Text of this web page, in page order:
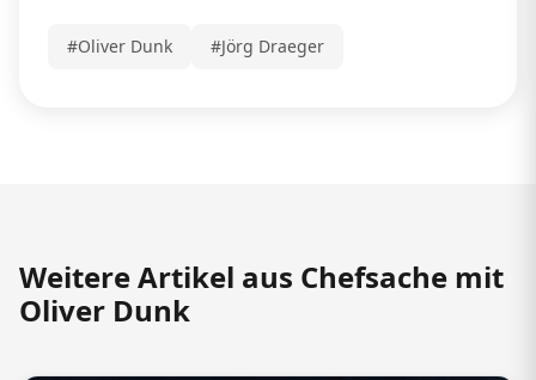
#Oliver Dunk #Jörg Draeger
Weitere Artikel aus Chefsache mit
Oliver Dunk